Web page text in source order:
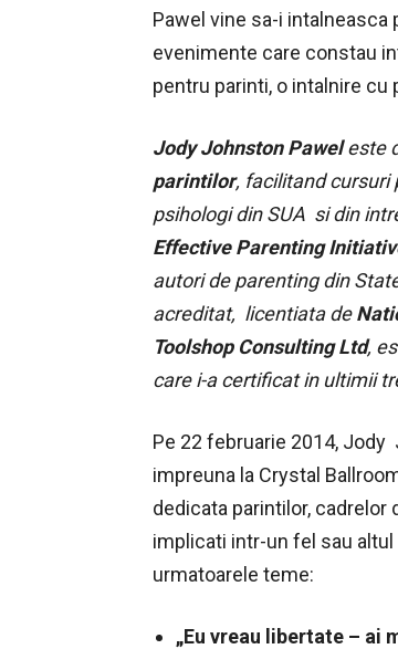
Pawel vine sa-i intalneasca
evenimente care constau
pentru parinti, o intalnire cu
Jody Johnston Paweleste
parintilor, facilitand cursuri
psihologi din SUA si din
Effective Parenting
autori de parenting din
acreditat, licentiata de
Toolshop Consulting Ltd,
care i-a certificat in ultimii
Pe 22 februarie 2014,
impreuna la Crystal
dedicata parintilor,
implicati intr-un fel sau
urmatoarele teme:
„Eu vreau libertate – ai